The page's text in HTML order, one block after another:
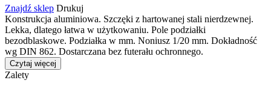
Znajdź sklep Drukuj
Konstrukcja aluminiowa. Szczęki z hartowanej stali nierdzewnej.
Lekka, dlatego łatwa w użytkowaniu. Pole podziałki
bezodblaskowe. Podziałka w mm. Noniusz 1/20 mm. Dokładność
wg DIN 862. Dostarczana bez futerału ochronnego.
Czytaj więcej
Zalety